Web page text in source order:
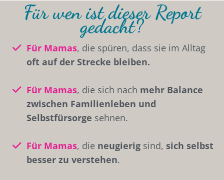
Für wen ist dieser Report
gedacht?
Für Mamas, die spüren, dass sie im Alltag
oft auf der Strecke bleiben.
Für Mamas, die sich nach mehr Balance
zwischen Familienleben und
Selbstfürsorge sehnen.
Für Mamas, die neugierig sind, sich selbst
besser zu verstehen.